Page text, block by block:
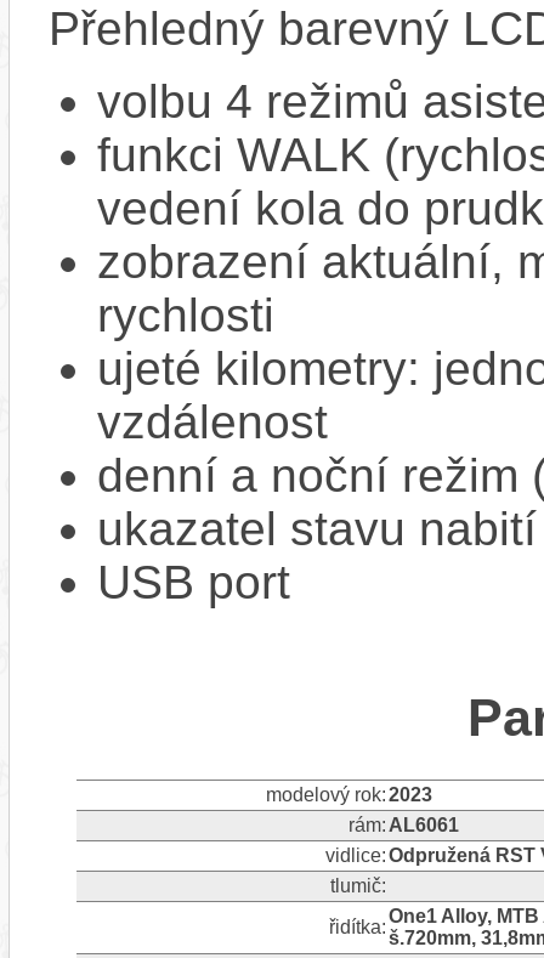
Přehledný barevný
volbu 4 režimů
funkci WALK
vedení kola do
zobrazení aktuální,
rychlosti
ujeté kilometry:
vzdálenost
denní a noční režim
ukazatel stavu
USB port
modelový rok:2023
rám: AL6061
vidlice:Odpružená RST
tlumič:
řidítka:
One1 Alloy,
š.720mm,